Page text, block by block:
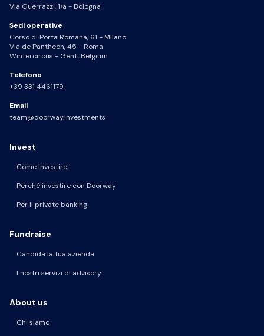
Via Guerrazzi, 1/a - Bologna
Sedi operative
Corso di Porta Romana, 61 - Milano
Via de Pantheon, 45 - Roma
Wintercircus - Gent, Belgium
Telefono
+39 331 4461179
Email
team@doorway.investments
Invest
Come investire
Perché investire con Doorway
Per il private banking
Fundraise
Candida la tua azienda
I nostri servizi di advisory
About us
Chi siamo